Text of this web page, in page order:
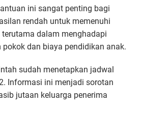
ini sangat penting bagi
rendah untuk memenuhi
terutama dalam menghadapi
pokok dan biaya pendidikan anak.
sudah menetapkan jadwal
Informasi ini menjadi sorotan
jutaan keluarga penerima